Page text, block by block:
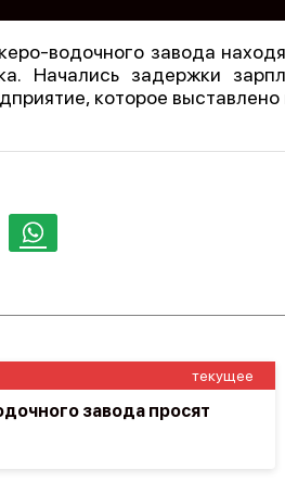
водочного завода
Начались задержки
которое выставлено
Whatsapp
текущее
завода просят